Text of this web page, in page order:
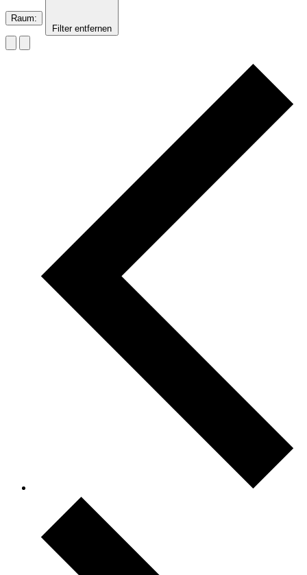
Raum:
Filter entfernen